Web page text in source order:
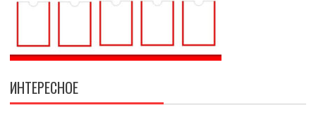
ИНТЕРЕСНОЕ